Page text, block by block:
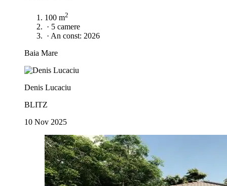
100 m2
· 5 camere
· An const: 2026
Baia Mare
Denis Lucaciu
BLITZ
10 Nov 2025